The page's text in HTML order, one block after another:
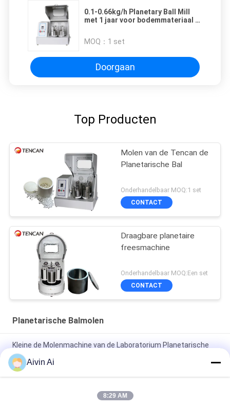
0.1-0.66kg/h Planetary Ball Mill
met 1 jaar voor bodemmateriaal <
MOQ： 1 set
Doorgaan
Top Producten
Molen van de Tencan de
Planetarische Bal
Onderhandelbaar MOQ:1 set
CONTACT
Draagbare planetaire
freesmachine
Onderhandelbaar MOQ:Een set
CONTACT
Planetarische Balmolen
Kleine de Molenmachine van de Laboratorium Planetarische
Bal, Enchtop-Balmolen met Output 0,1 Microns
De minimolen Met lange levensuur van de het Laboratorium
Planetarische Bal van de Groottetijd met 220V-Voeding
Aivin Ai
8:29 AM